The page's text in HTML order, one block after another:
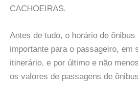
CACHOEIRAS.
Antes de tudo, o horário de
importante para o passageiro, em
itinerário, e por último e não
os valores de passagens de